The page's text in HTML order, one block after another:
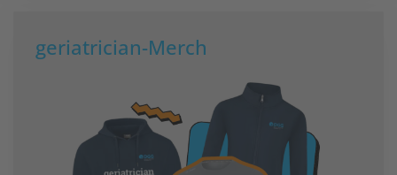
geriatrician-Merch